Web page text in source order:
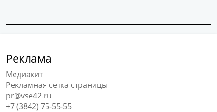
Реклама
Медиакит
Рекламная сетка страницы
pr@vse42.ru
+7 (3842) 75-55-55